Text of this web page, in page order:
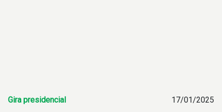
Gira presidencial 17/01/2025